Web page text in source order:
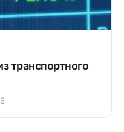
транспортного